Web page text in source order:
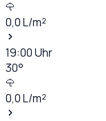
0,0L/m²
19:00Uhr
30°
0,0L/m²